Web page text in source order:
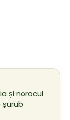
și norocul